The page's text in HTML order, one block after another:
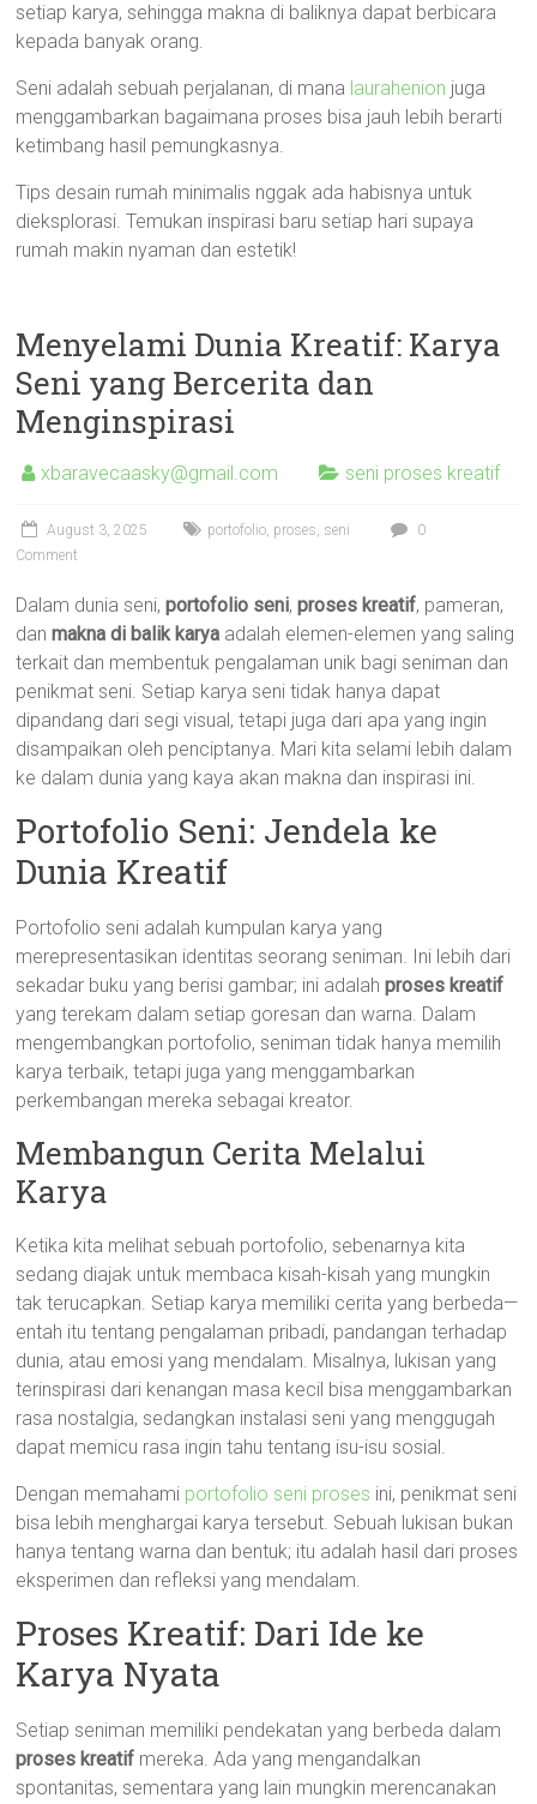
setiap karya, sehingga makna di baliknya dapat berbicara
kepada banyak orang.
Seni adalah sebuah perjalanan, di mana laurahenion juga
menggambarkan bagaimana proses bisa jauh lebih berarti
ketimbang hasil pemungkasnya.
Tips desain rumah minimalis nggak ada habisnya untuk
dieksplorasi. Temukan inspirasi baru setiap hari supaya
rumah makin nyaman dan estetik!
Menyelami Dunia Kreatif: Karya
Seni yang Bercerita dan
Menginspirasi
xbaravecaasky@gmail.com seni proses kreatif
August 3, 2025 portofolio, proses, seni
0
Comment
Dalam dunia seni,portofolio seni,proses kreatif, pameran,
danmakna di balik karya adalah elemen-elemen yang saling
terkait dan membentuk pengalaman unik bagi seniman dan
penikmat seni. Setiap karya seni tidak hanya dapat
dipandang dari segi visual, tetapi juga dari apa yang ingin
disampaikan oleh penciptanya. Mari kita selami lebih dalam
ke dalam dunia yang kaya akan makna dan inspirasi ini.
Portofolio Seni: Jendela ke
Dunia Kreatif
Portofolio seni adalah kumpulan karya yang
merepresentasikan identitas seorang seniman. Ini lebih dari
sekadar buku yang berisi gambar; ini adalahproses kreatif
yang terekam dalam setiap goresan dan warna. Dalam
mengembangkan portofolio, seniman tidak hanya memilih
karya terbaik, tetapi juga yang menggambarkan
perkembangan mereka sebagai kreator.
Membangun Cerita Melalui
Karya
Ketika kita melihat sebuah portofolio, sebenarnya kita
sedang diajak untuk membaca kisah-kisah yang mungkin
tak terucapkan. Setiap karya memiliki cerita yang berbeda—
entah itu tentang pengalaman pribadi, pandangan terhadap
dunia, atau emosi yang mendalam. Misalnya, lukisan yang
terinspirasi dari kenangan masa kecil bisa menggambarkan
rasa nostalgia, sedangkan instalasi seni yang menggugah
dapat memicu rasa ingin tahu tentang isu-isu sosial.
Dengan memahami portofolio seni proses ini, penikmat seni
bisa lebih menghargai karya tersebut. Sebuah lukisan bukan
hanya tentang warna dan bentuk; itu adalah hasil dari proses
eksperimen dan refleksi yang mendalam.
Proses Kreatif: Dari Ide ke
Karya Nyata
Setiap seniman memiliki pendekatan yang berbeda dalam
proses kreatif mereka. Ada yang mengandalkan
spontanitas, sementara yang lain mungkin merencanakan